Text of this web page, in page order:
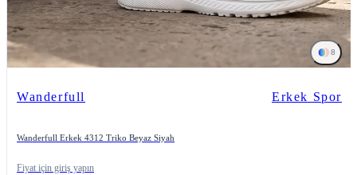
8
Wanderfull Erkek Spor
Wanderfull Erkek 4312 Triko Beyaz Siyah
Fiyat için giriş yapın